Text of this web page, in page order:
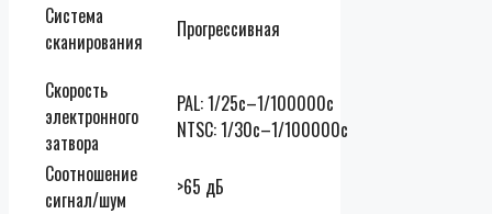
Система
сканирования
Прогрессивная
Скорость
электронного
затвора
PAL: 1/25с–1/100000с
NTSC: 1/30с–1/100000с
Соотношение
сигнал/шум
>65 дБ